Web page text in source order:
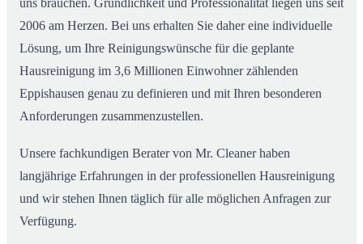
uns brauchen. Gründlichkeit und Professionalität liegen uns seit
2006 am Herzen. Bei uns erhalten Sie daher eine individuelle
Lösung, um Ihre Reinigungswünsche für die geplante
Hausreinigung im 3,6 Millionen Einwohner zählenden
Eppishausen genau zu definieren und mit Ihren besonderen
Anforderungen zusammenzustellen.
Unsere fachkundigen Berater von Mr. Cleaner haben
langjährige Erfahrungen in der professionellen Hausreinigung
und wir stehen Ihnen täglich für alle möglichen Anfragen zur
Verfügung.